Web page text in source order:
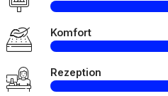
Komfort
Rezeption